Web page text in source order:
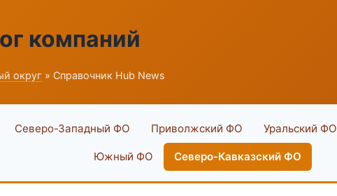
компаний
округ » Справочник Hub News
Северо-Западный ФО Приволжский ФО Уральский ФО
Южный ФО Северо-Кавказский ФО